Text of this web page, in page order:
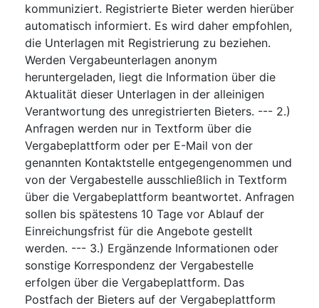
kommuniziert. Registrierte Bieter werden hierüber
automatisch informiert. Es wird daher empfohlen,
die Unterlagen mit Registrierung zu beziehen.
Werden Vergabeunterlagen anonym
heruntergeladen, liegt die Information über die
Aktualität dieser Unterlagen in der alleinigen
Verantwortung des unregistrierten Bieters. --- 2.)
Anfragen werden nur in Textform über die
Vergabeplattform oder per E-Mail von der
genannten Kontaktstelle entgegengenommen und
von der Vergabestelle ausschließlich in Textform
über die Vergabeplattform beantwortet. Anfragen
sollen bis spätestens 10 Tage vor Ablauf der
Einreichungsfrist für die Angebote gestellt
werden. --- 3.) Ergänzende Informationen oder
sonstige Korrespondenz der Vergabestelle
erfolgen über die Vergabeplattform. Das
Postfach der Bieters auf der Vergabeplattform